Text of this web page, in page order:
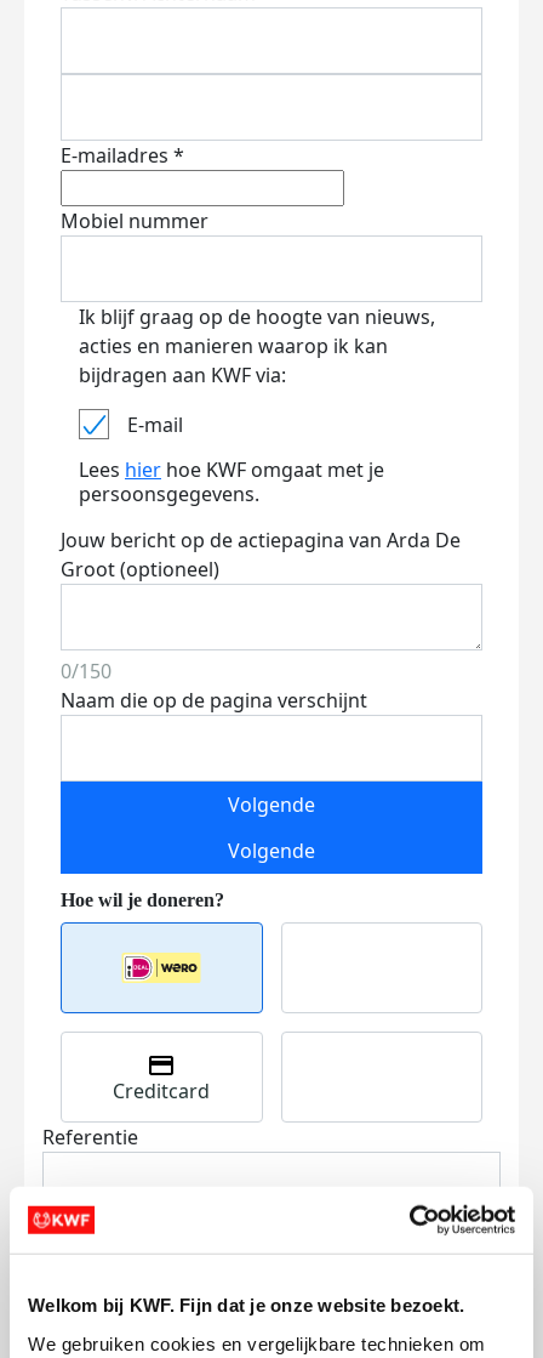
Welkom bij KWF. Fijn dat je onze website bezoekt.
We gebruiken cookies en vergelijkbare technieken om
E-mailadres *
Mobiel nummer
Ik blijf graag op de hoogte van nieuws,
acties en manieren waarop ik kan
bijdragen aan KWF via:
E-mail
Lees hier hoe KWF omgaat met je
persoonsgegevens.
Jouw bericht op de actiepagina van Arda De
Groot (optioneel)
0/150
Naam die op de pagina verschijnt
Volgende
Volgende
Creditcard
Referentie